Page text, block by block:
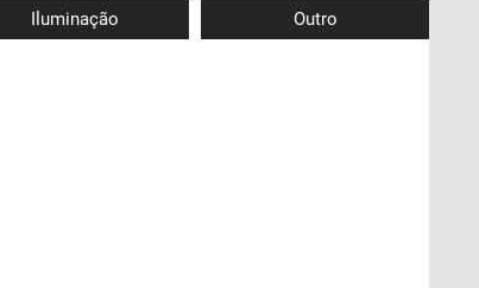
Iluminação Outro